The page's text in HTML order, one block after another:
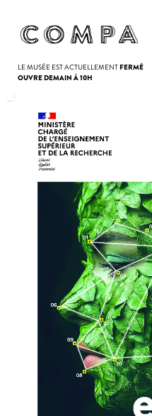
LE MUSÉE EST ACTUELLEMENTFERMÉ
OUVRE DEMAIN À 10H